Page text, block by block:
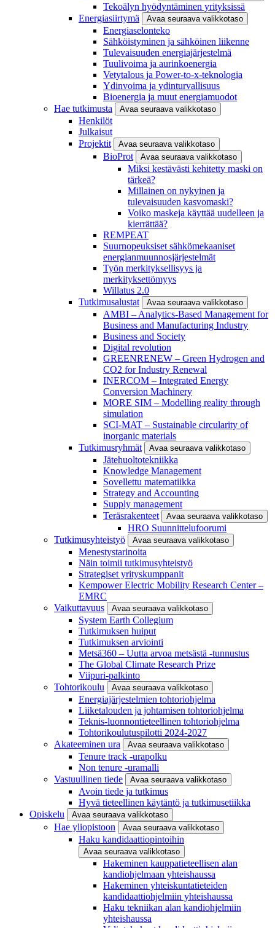
Tekoälyn hyödyntäminen yrityksissä
Energiasiirtymä
Avaa seuraava valikkotaso
Energiaselonteko
Sähköistyminen ja sähköinen liikenne
Tulevaisuuden energiajärjestelmä
Tuulivoima ja aurinkoenergia
Vetytalous ja Power-to-x-teknologia
Ydinvoima ja ydinturvallisuus
Bioenergia ja muut energiamuodot
Hae tutkimusta
Avaa seuraava valikkotaso
Henkilöt
Julkaisut
Projektit
Avaa seuraava valikkotaso
BioProt Avaa seuraava valikkotaso
Miksi kestävästi kehitetty maski on
tärkeä?
Millainen on nykyinen ja
tulevaisuuden kasvomaski?
Voiko maskeja käyttää uudelleen ja
kierrättää?
REMPEAT
Suurnopeuksiset sähkömekaaniset
energianmuunnosjärjestelmät
Työn merkityksellisyys ja
merkityksettömyys
Willatus 2.0
Tutkimusalustat
Avaa seuraava valikkotaso
AMBI – Analytics-Based Management for
Business and Manufacturing Industry
Business and Society
Digital revolution
GREENRENEW – Green Hydrogen and
CO2 for Industry Renewal
INERCOM – Integrated Energy
Conversion Machinery
MORE SIM – Modelling reality through
simulation
SCI-MAT – Sustainable circularity of
inorganic materials
Tutkimusryhmät
Avaa seuraava valikkotaso
Jätehuoltotekniikka
Knowledge Management
Sovellettu matematiikka
Strategy and Accounting
Supply management
Teräsrakenteet
Avaa seuraava valikkotaso
HRO Suunnittelufoorumi
Tutkimusyhteistyö
Avaa seuraava valikkotaso
Menestystarinoita
Näin toimii tutkimusyhteistyö
Strategiset yrityskumppanit
Kempower Electric Mobility Research Center –
EMRC
Vaikuttavuus
Avaa seuraava valikkotaso
System Earth Collegium
Tutkimuksen huiput
Tutkimuksen arviointi
Metsä360 – Uutta arvoa metsästä -tunnustus
The Global Climate Research Prize
Viipuri-palkinto
Tohtorikoulu
Avaa seuraava valikkotaso
Energiajärjestelmien tohtoriohjelma
Liiketalouden ja johtamisen tohtoriohjelma
Teknis-luonnontieteellinen tohtoriohjelma
Tohtorikoulutuspilotti 2024-2027
Akateeminen ura
Avaa seuraava valikkotaso
Tenure track -urapolku
Non tenure -uramalli
Vastuullinen tiede
Avaa seuraava valikkotaso
Avoin tiede ja tutkimus
Hyvä tieteellinen käytäntö ja tutkimusetiikka
Opiskelu
Avaa seuraava valikkotaso
Hae yliopistoon Avaa seuraava valikkotaso
Haku kandidaattiopintoihin
Avaa seuraava valikkotaso
Hakeminen kauppatieteellisen alan
kandiohjelmaan yhteishaussa
Hakeminen yhteiskuntatieteiden
kandidaattiohjelmiin yhteishaussa
Haku tekniikan alan kandiohjelmiin
yhteishaussa